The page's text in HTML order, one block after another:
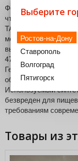
Форма вставок
что позволяет
TANDEMBOX четко,
места повышает
выдвижном ящике.
474 Высота лотка,
Германия
обеспечивают
Используемый
безвреден для
требованиям
Товары из
Выберите
Ростов-на-Дону
Ставрополь
Волгоград
Пятигорск